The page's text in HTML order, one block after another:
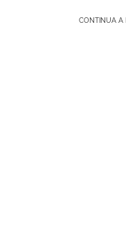
CONTINUA A